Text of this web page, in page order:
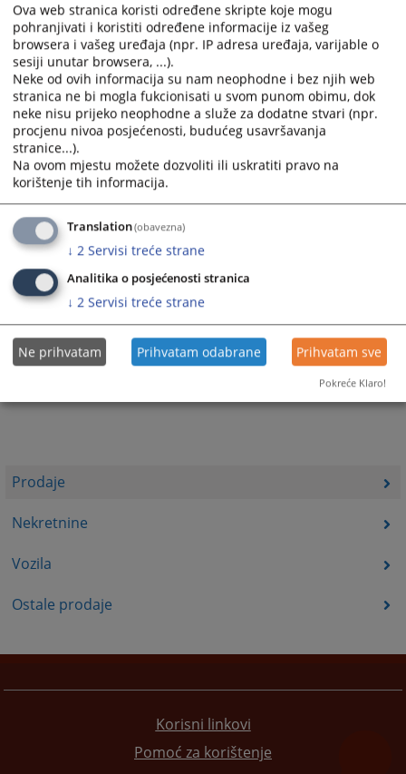
Prodaje
Nekretnine
Vozila
Ostale prodaje
Trenutno nema vijesti
Korisni linkovi
Pomoć za korištenje
Ova web stranica koristi određene skripte koje mogu
pohranjivati i koristiti određene informacije iz vašeg
browsera i vašeg uređaja (npr. IP adresa uređaja, varijable o
sesiji unutar browsera, ...).
Neke od ovih informacija su nam neophodne i bez njih web
stranica ne bi mogla fukcionisati u svom punom obimu, dok
neke nisu prijeko neophodne a služe za dodatne stvari (npr.
procjenu nivoa posjećenosti, budućeg usavršavanja
stranice...).
Na ovom mjestu možete dozvoliti ili uskratiti pravo na
korištenje tih informacija.
Translation(obavezna)
↓ 2 Servisi treće strane
Analitika o posjećenosti stranica
↓ 2 Servisi treće strane
Ne prihvatam Prihvatam odabrane Prihvatam sve
Pokreće Klaro!